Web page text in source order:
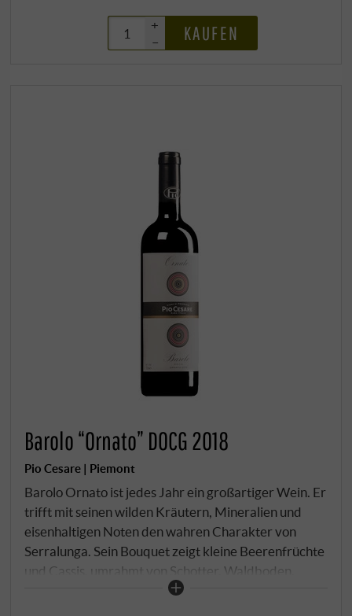
+
–
KAUFEN
Barolo “Ornato” DOCG 2018
Pio Cesare | Piemont
Barolo Ornato ist jedes Jahr ein großartiger Wein. Er
trifft mit seinen wilden Kräutern, Mineralien und
eisenhaltigen Noten den wahren Charakter von
Serralunga. Sein Bouquet zeigt kleine Beerenfrüchte
und Cassis, umrahmt von Schotter, Waldboden,
blauen Blüten und kandierter Orangenschale. Der